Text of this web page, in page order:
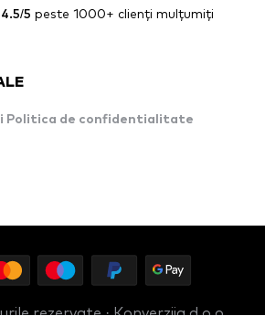
4.5/5 peste 1000+ clienți mulțumiți
Politica de confidentialitate
rezervate · Konverzija d.o.o.